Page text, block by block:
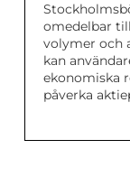
omedelbar
volymer och
kan
ekonomiska
påverka